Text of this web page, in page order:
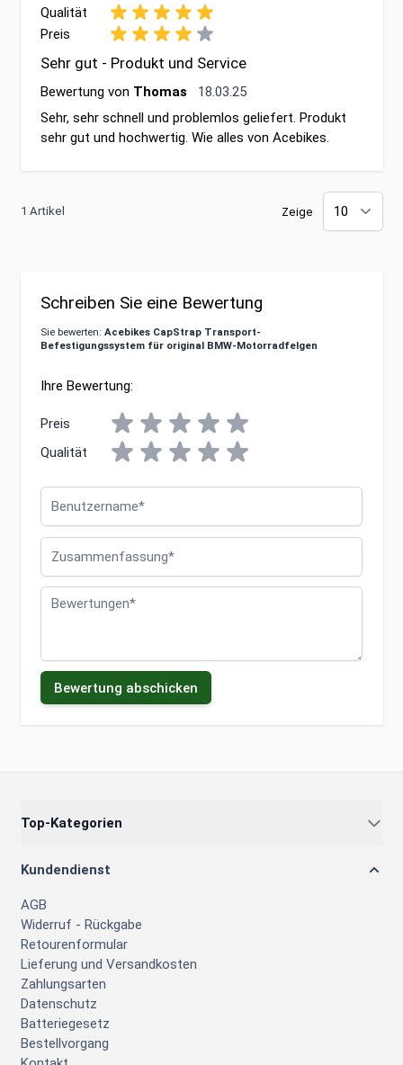
Qualität
Preis
Sehr gut - Produkt und Service
Bewertung von Thomas 18. März 2025
18.03.25
Sehr, sehr schnell und problemlos geliefert. Produkt
sehr gut und hochwertig. Wie alles von Acebikes.
1 Artikel Zeige
Schreiben Sie eine Bewertung
Sie bewerten: Acebikes CapStrap Transport-
Befestigungssystem für original BMW-Motorradfelgen
Ihre Bewertung:
Preis
Qualität
Bewertungen
Bewertung abschicken
Top-Kategorien
Kundendienst
AGB
Widerruf - Rückgabe
Retourenformular
Lieferung und Versandkosten
Zahlungsarten
Datenschutz
Batteriegesetz
Bestellvorgang